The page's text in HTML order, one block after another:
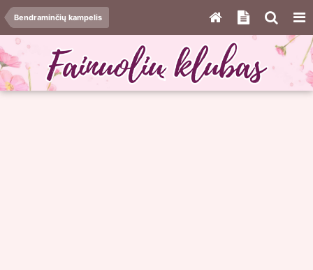
Bendraminčių kampelis